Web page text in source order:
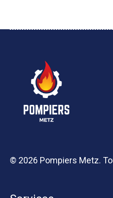
© 2026 Pompiers Metz.